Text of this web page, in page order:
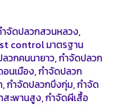
ำจัดปลวกสวนหลวง,
control มาตรฐาน
วกคนนายาว,กำจัดปลวก
นเมือง,กำจัดปลวก
,กำจัดปลวกบึงกุ่ม,กำจัด
สะพานสูง,กำจัดผีเสื้อ